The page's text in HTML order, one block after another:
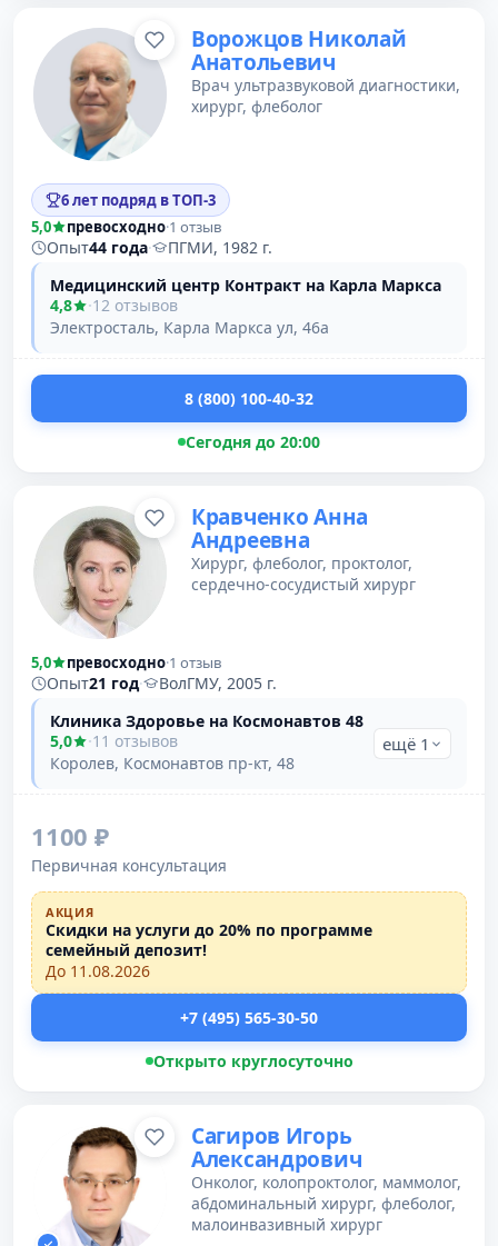
Ворожцов Николай
Анатольевич
Врач ультразвуковой диагностики,
хирург, флеболог
6 лет подряд в ТОП-3
5,0
превосходно·1 отзыв
Опыт44 года·
ПГМИ, 1982 г.
Медицинский центр Контракт на Карла Маркса
4,8
·12 отзывов
Электросталь, Карла Маркса ул, 46а
8 (800) 100-40-32
Сегодня до 20:00
Кравченко Анна
Андреевна
Хирург, флеболог, проктолог,
сердечно-сосудистый хирург
5,0 превосходно·1 отзыв
Опыт21 год·
ВолГМУ, 2005 г.
Клиника Здоровье на Космонавтов 48
5,0
·11 отзывов
Королев, Космонавтов пр-кт, 48
ещё 1
1100 ₽
Первичная консультация
АКЦИЯ
Скидки на услуги до 20% по программе
семейный депозит!
До 11.08.2026
+7 (495) 565-30-50
Открыто круглосуточно
Сагиров Игорь
Александрович
Онколог, колопроктолог, маммолог,
абдоминальный хирург, флеболог,
малоинвазивный хирург